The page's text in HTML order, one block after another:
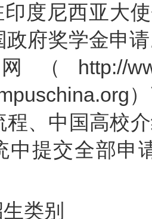
印度尼西亚大
政府奖学金申
http://
程、中国高校
中提交全部申
类别